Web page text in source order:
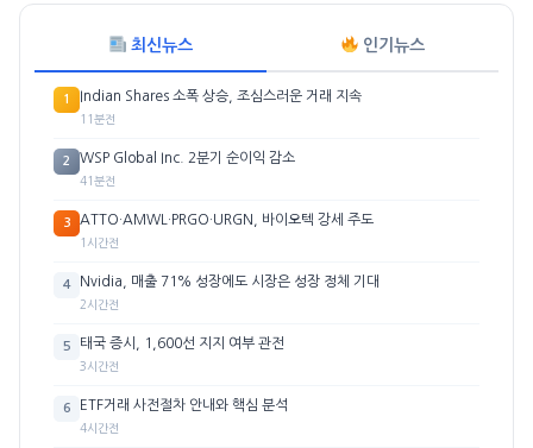
최신뉴스 인기뉴스
1 Indian Shares 소폭 상승, 조심스러운 거래 지속
11분전
2 WSP Global Inc. 2분기 순이익 감소
41분전
3 ATTO·AMWL·PRGO·URGN, 바이오텍 강세 주도
1시간전
4 Nvidia, 매출 71% 성장에도 시장은 성장 정체 기대
2시간전
5 태국 증시, 1,600선 지지 여부 관전
3시간전
6 ETF거래 사전절차 안내와 핵심 분석
4시간전